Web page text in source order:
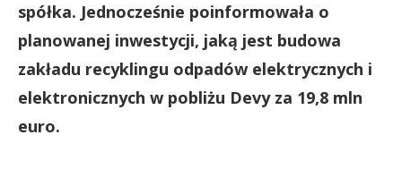
spółka. Jednocześnie poinformowała o
planowanej inwestycji, jaką jest budowa
zakładu recyklingu odpadów elektrycznych i
elektronicznych w pobliżu Devy za 19,8 mln
euro.